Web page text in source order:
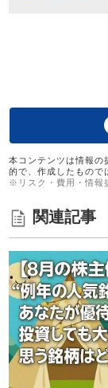
本コンテンツは情報の
的で、作成したもので
※リスク・費用・情報
関連記事